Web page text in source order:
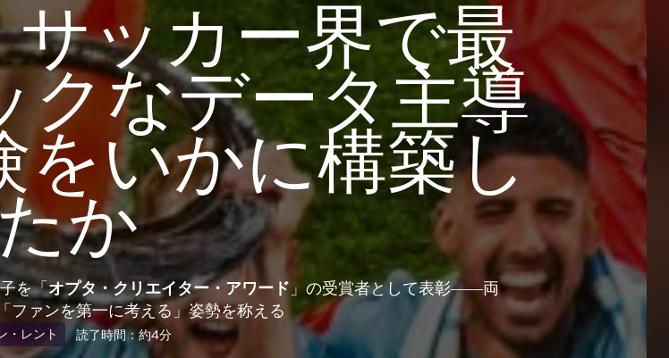
ッカー界で最
クなデータ主導
をいかに構築し
か
を「オプタ・クリエイター・アワード」の受賞者として表彰――両
ファンを第一に考える」姿勢を称える
・レント 読了時間：約4分